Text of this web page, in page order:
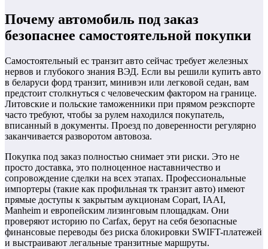
Почему автомобиль под заказ
безопаснее самостоятельной покупки
Самостоятельный ес транзит авто сейчас требует железных
нервов и глубокого знания ВЭД. Если вы решили купить авто
в беларуси форд транзит, минивэн или легковой седан, вам
предстоит столкнуться с человеческим фактором на границе.
Литовские и польские таможенники при прямом реэкспорте
часто требуют, чтобы за рулем находился покупатель,
вписанный в документы. Проезд по доверенности регулярно
заканчивается разворотом автовоза.
Покупка под заказ полностью снимает эти риски. Это не
просто доставка, это полноценное наставничество и
сопровождение сделки на всех этапах. Профессиональные
импортеры (такие как профильная тк транзит авто) имеют
прямые доступы к закрытым аукционам Copart, IAAI,
Manheim и европейским лизинговым площадкам. Они
проверяют историю по Carfax, берут на себя безопасные
финансовые переводы без риска блокировки SWIFT-платежей
и выстраивают легальные транзитные маршруты.